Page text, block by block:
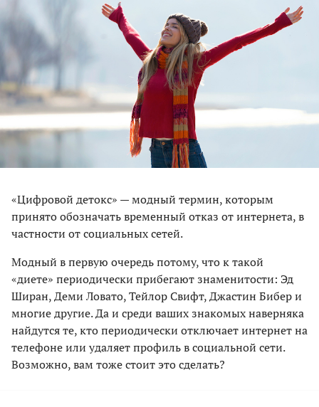
«Цифровой детокс» — модный термин, которым
принято обозначать временный отказ от интернета, в
частности от социальных сетей.
Модный в первую очередь потому, что к такой
«диете» периодически прибегают знаменитости: Эд
Ширан, Деми Ловато, Тейлор Свифт, Джастин Бибер и
многие другие. Да и среди ваших знакомых наверняка
найдутся те, кто периодически отключает интернет на
телефоне или удаляет профиль в социальной сети.
Возможно, вам тоже стоит это сделать?